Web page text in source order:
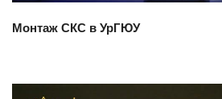
Монтаж СКС в УрГЮУ